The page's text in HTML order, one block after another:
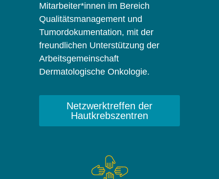
Mitarbeiter*innen im Bereich
Qualitätsmanagement und
Tumordokumentation, mit der
freundlichen Unterstützung der
Arbeitsgemeinschaft
Dermatologische Onkologie.
Netzwerktreffen der
Hautkrebszentren